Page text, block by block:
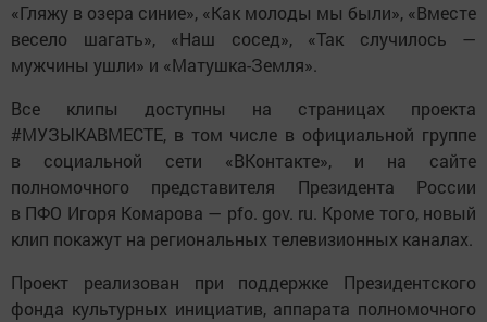
«Гляжу в озера синие», «Как молоды мы были», «Вместе
весело шагать», «Наш сосед», «Так случилось —
мужчины ушли» и «Матушка-Земля».
Все клипы доступны на страницах проекта
#МУЗЫКАВМЕСТЕ, в том числе в официальной группе
в социальной сети «ВКонтакте», и на сайте
полномочного представителя Президента России
в ПФО Игоря Комарова — pfo. gov. ru. Кроме того, новый
клип покажут на региональных телевизионных каналах.
Проект реализован при поддержке Президентского
фонда культурных инициатив, аппарата полномочного